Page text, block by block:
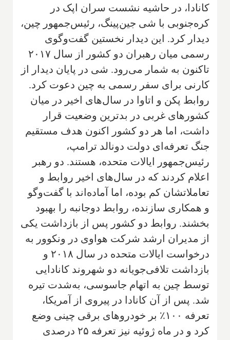
کانادا، در حاشیه نشست سران اپک در
کره‌جنوبی با شی جین‌پینگ، رئیس‌جمهور چین،
دیدار کرد. این دیدار نخستین گفت‌وگوی
رسمی میان رهبران دو کشور از سال ۲۰۱۷
تاکنون به شمار می‌رود. شی در پایان دیدار از
کارنی برای سفر رسمی به چین دعوت کرد.
روابط پکن و اتاوا در سال‌های اخیر در میان
کشورهای غربی در بدترین وضعیت قرار
داشت، اما هر دو کشور اکنون هدف مستقیم
جنگ تعرفه‌ای دولت دونالد ترامپ،
رئیس‌جمهور ایالات متحده، هستند. دو رهبر
اعلام کردند که در سال‌های اخیر روابط و
تعاملاتشان کم بوده، اما آماده‌اند با گفت‌وگو
و همکاری سازنده، روابط دوجانبه را بهبود
بخشند. روابط دو کشور پس از بازداشت یکی
از مدیران ارشد شرکت هواوی در ونکوور به
درخواست ایالات متحده در سال ۲۰۱۸ و
بازداشت تلافی‌جویانه دو شهروند کانادایی
توسط چین به اتهام جاسوسی، به‌شدت تیره
شد. پس از آن کانادا در پیروی از آمریکا،
تعرفه ۱۰۰٪ بر خودروهای برقی چینی وضع
کرد و در ماه ژوئیه نیز تعرفه ۲۵ درصدی